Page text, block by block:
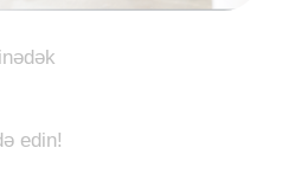
edin!